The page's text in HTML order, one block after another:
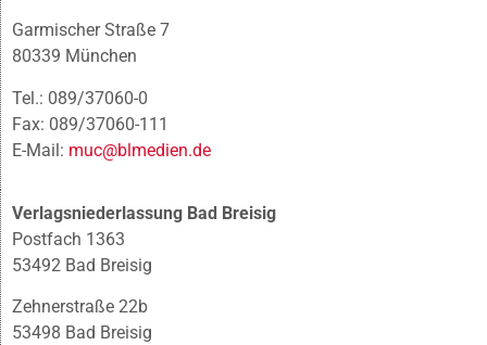
Garmischer Straße 7
80339 München
Tel.: 089/37060-0
Fax: 089/37060-111
E-Mail: muc@blmedien.de
Verlagsniederlassung Bad Breisig
Postfach 1363
53492 Bad Breisig
Zehnerstraße 22b
53498 Bad Breisig